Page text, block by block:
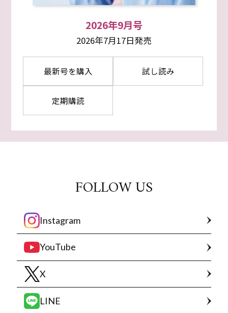
2026年9月号
2026年7月17日発売
最新号を購入 試し読み
定期購読
FOLLOW US
Instagram
YouTube
X
LINE